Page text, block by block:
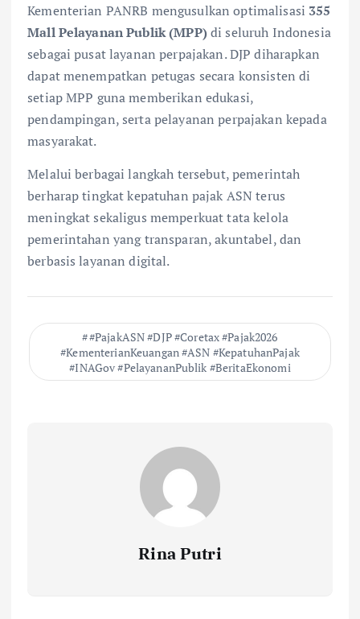
Kementerian PANRB mengusulkan optimalisasi 355
Mall Pelayanan Publik (MPP)di seluruh Indonesia
sebagai pusat layanan perpajakan. DJP diharapkan
dapat menempatkan petugas secara konsisten di
setiap MPP guna memberikan edukasi,
pendampingan, serta pelayanan perpajakan kepada
masyarakat.
Melalui berbagai langkah tersebut, pemerintah
berharap tingkat kepatuhan pajak ASN terus
meningkat sekaligus memperkuat tata kelola
pemerintahan yang transparan, akuntabel, dan
berbasis layanan digital.
#PajakASN #DJP #Coretax #Pajak2026
#KementerianKeuangan #ASN #KepatuhanPajak
#INAGov #PelayananPublik #BeritaEkonomi
Rina Putri